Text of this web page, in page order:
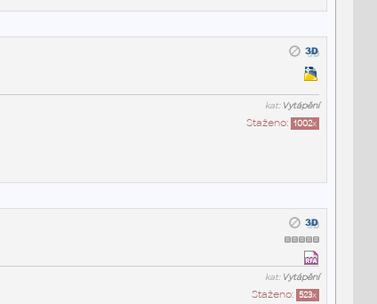
kat: Vytápění
Staženo: 1002x
kat: Vytápění
Staženo: 523x